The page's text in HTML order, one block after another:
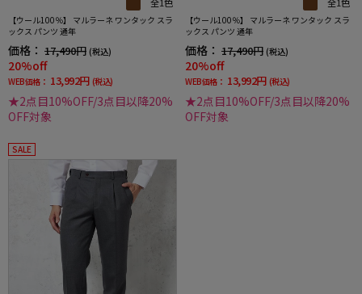
全1色
【ウール100％】 マルラーネ ワンタック スラ
ックス パンツ 通年
価格： 17,490円 (税込)
20%off
WEB価格： 13,992円 (税込)
★2点目10%OFF/3点目以降20%
OFF対象
全1色
【ウール100％】 マルラーネ ワンタック スラ
ックス パンツ 通年
価格： 17,490円 (税込)
20%off
WEB価格： 13,992円 (税込)
★2点目10%OFF/3点目以降20%
OFF対象
SALE